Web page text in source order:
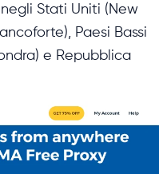
Stati Uniti (New
Paesi Bassi
e Repubblica